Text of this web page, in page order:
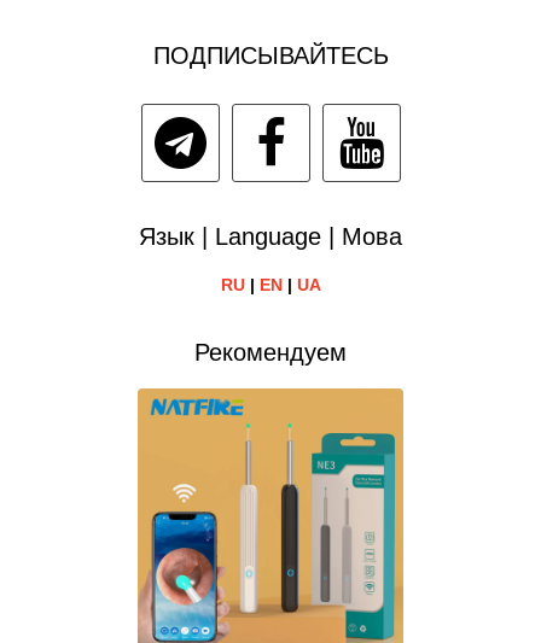
ПОДПИСЫВАЙТЕСЬ
Язык | Language | Мова
RU| EN| UA
Рекомендуем